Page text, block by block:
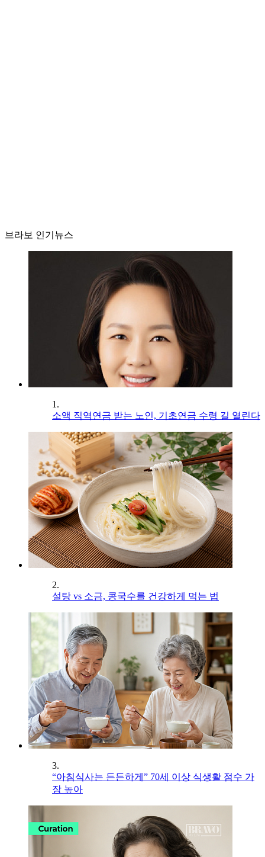
브라보 인기뉴스
1.
소액 직역연금 받는 노인, 기초연금 수령 길 열린다
2.
설탕 vs 소금, 콩국수를 건강하게 먹는 법
3.
“아침식사는 든든하게” 70세 이상 식생활 점수 가
장 높아